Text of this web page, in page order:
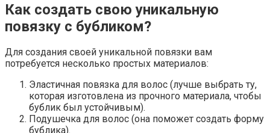
Как создать свою уникальную
повязку с бубликом?
Для создания своей уникальной повязки вам
потребуется несколько простых материалов:
Эластичная повязка для волос (лучше выбрать ту,
которая изготовлена из прочного материала, чтобы
бублик был устойчивым).
Подушечка для волос (она поможет создать форму
бублика).